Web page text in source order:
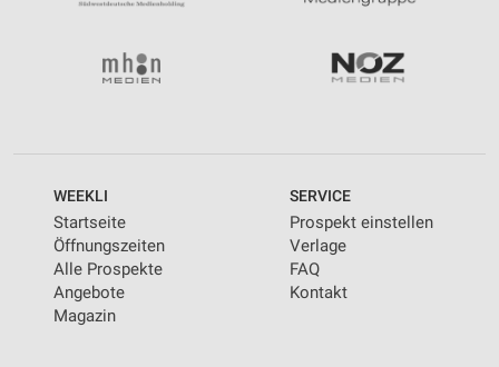
WEEKLI
Startseite
Öffnungszeiten
Alle Prospekte
Angebote
Magazin
SERVICE
Prospekt einstellen
Verlage
FAQ
Kontakt